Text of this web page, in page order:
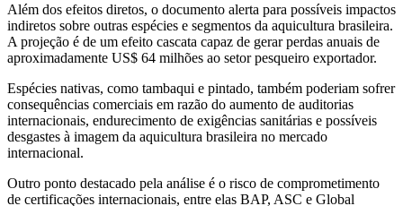
Além dos efeitos diretos, o documento alerta para possíveis impactos
indiretos sobre outras espécies e segmentos da aquicultura brasileira.
A projeção é de um efeito cascata capaz de gerar perdas anuais de
aproximadamente US$ 64 milhões ao setor pesqueiro exportador.
Espécies nativas, como tambaqui e pintado, também poderiam sofrer
consequências comerciais em razão do aumento de auditorias
internacionais, endurecimento de exigências sanitárias e possíveis
desgastes à imagem da aquicultura brasileira no mercado
internacional.
Outro ponto destacado pela análise é o risco de comprometimento
de certificações internacionais, entre elas BAP, ASC e Global